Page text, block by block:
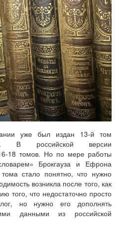
уже был издан 13-й том
В российской версии
18 томов. Но по мере работы
Брокгауза и Ефрона
стало понятно, что нужно
возникла после того, как
того, что недостаточно просто
но нужно его дополнять
данными из российской